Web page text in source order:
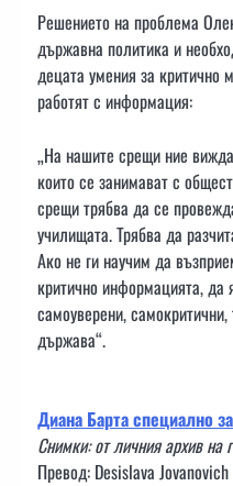
Решението на проблема
държавна политика и
децата умения за критично
работят с информация:
„На нашите срещи ние
които се занимават с
срещи трябва да се
училищата. Трябва да
Ако не ги научим да
критично информацията, да
самоуверени,
държава“.
Диана Барта специално
Cнимки: от личния архив на
Превод: Desislava Jovanovich